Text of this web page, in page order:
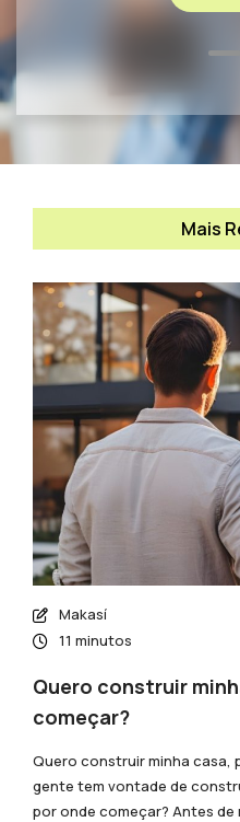
Mais
Makasí
11 minutos
Quero construir
começar?
Quero construir minha casa,
gente tem vontade de
por onde começar? Antes